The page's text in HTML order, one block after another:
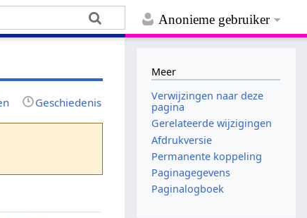
Anonieme gebruiker
Geschiedenis
Meer
Verwijzingen naar deze
pagina
Gerelateerde wijzigingen
Afdrukversie
Permanente koppeling
Paginagegevens
Paginalogboek